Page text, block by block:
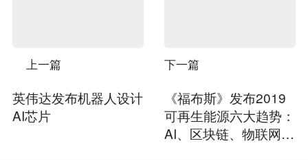
上一篇
英伟达发布机器人设计
AI芯片
下一篇
《福布斯》发布2019
可再生能源六大趋势：
AI、区块链、物联网齐